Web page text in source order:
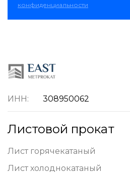
конфиденциальности
ИНН: 308950062
Листовой прокат
Лист горячекатаный
Лист холоднокатаный